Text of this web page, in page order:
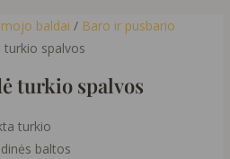
baldai / Baro ir pusbario
spalvos
turkio spalvos
turkio
baltos